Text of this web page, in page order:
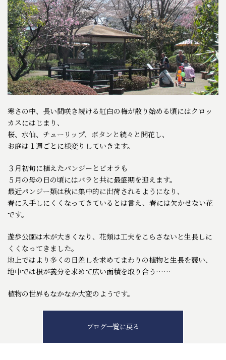
寒さの中、 長い間咲き続ける紅白の梅が散り始める頃にはクロッ
カスにはじまり、
桜、水仙、チューリップ、ボタンと続々と開花し、
お庭は１週ごとに様変りしていきます。
３月初旬に植えたパンジーとビオラも
５月の母の日の頃にはバラと共に最盛期を迎えます。
最近パンジー類は秋に集中的に出荷されるようになり、
春に入手しにくくなってきているとは言え、春には欠かせない花
です。
遊歩公園は木が大きくなり、花類は工夫をこらさないと生長しに
くくなってきました。
地上ではより多くの日差しを求めてまわりの植物と生長を競い、
地中では根が養分を求めて広い面積を取り合う……
植物の世界もなかなか大変のようです。
ブログ一覧に戻る